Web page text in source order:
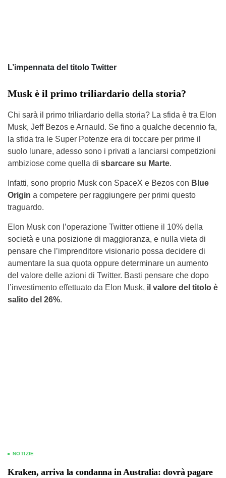
L’impennata del titolo Twitter
Musk è il primo triliardario della storia?
Chi sarà il primo triliardario della storia? La sfida è tra Elon
Musk, Jeff Bezos e Arnauld. Se fino a qualche decennio fa,
la sfida tra le Super Potenze era di toccare per prime il
suolo lunare, adesso sono i privati a lanciarsi competizioni
ambiziose come quella di sbarcare su Marte.
Infatti, sono proprio Musk con SpaceX e Bezos con Blue
Origin a competere per raggiungere per primi questo
traguardo.
Elon Musk con l’operazione Twitter ottiene il 10% della
società e una posizione di maggioranza, e nulla vieta di
pensare che l’imprenditore visionario possa decidere di
aumentare la sua quota oppure determinare un aumento
del valore delle azioni di Twitter. Basti pensare che dopo
l’investimento effettuato da Elon Musk, il valore del titolo è
salito del 26%.
NOTIZIE
Kraken, arriva la condanna in Australia: dovrà pagare